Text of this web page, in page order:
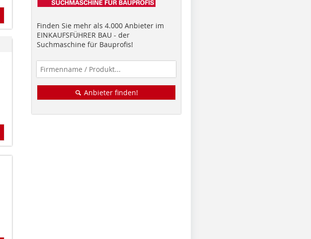
Finden Sie mehr als 4.000 Anbieter im
EINKAUFSFÜHRER BAU - der
Suchmaschine für Bauprofis!
Anbieter finden!